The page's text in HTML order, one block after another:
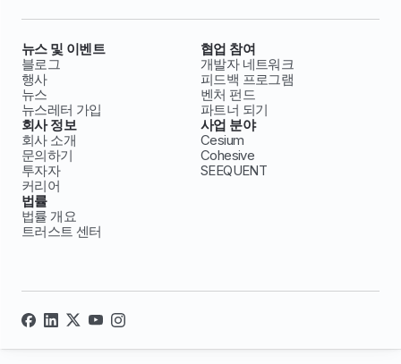
뉴스 및 이벤트
블로그
행사
뉴스
뉴스레터 가입
협업 참여
개발자 네트워크
피드백 프로그램
벤처 펀드
파트너 되기
회사 정보
회사 소개
문의하기
투자자
커리어
사업 분야
Cesium
Cohesive
SEEQUENT
법률
법률 개요
트러스트 센터